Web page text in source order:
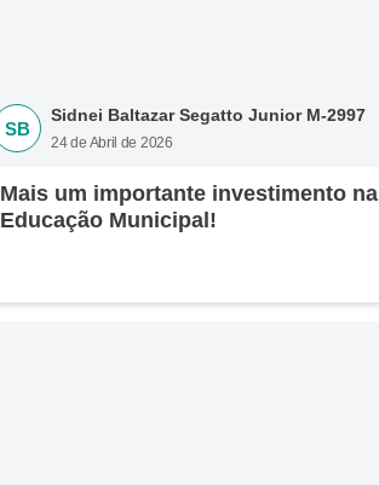
SB
Sidnei Baltazar Segatto Junior M-2997
24 de Abril de 2026
Mais um importante investimento na
Educação Municipal!